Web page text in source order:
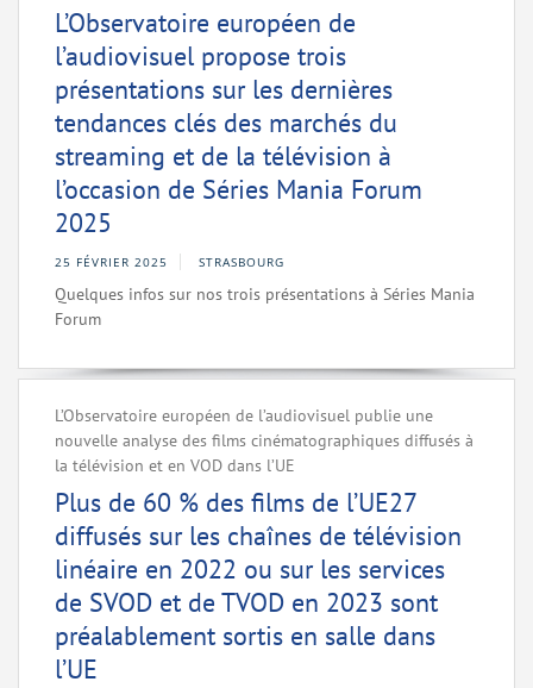
L’Observatoire européen de
l’audiovisuel propose trois
présentations sur les dernières
tendances clés des marchés du
streaming et de la télévision à
l’occasion de Séries Mania Forum
2025
25 FÉVRIER 2025 STRASBOURG
Quelques infos sur nos trois présentations à Séries Mania
Forum
L’Observatoire européen de l’audiovisuel publie une
nouvelle analyse des films cinématographiques diffusés à
la télévision et en VOD dans l’UE
Plus de 60 % des films de l’UE27
diffusés sur les chaînes de télévision
linéaire en 2022 ou sur les services
de SVOD et de TVOD en 2023 sont
préalablement sortis en salle dans
l’UE